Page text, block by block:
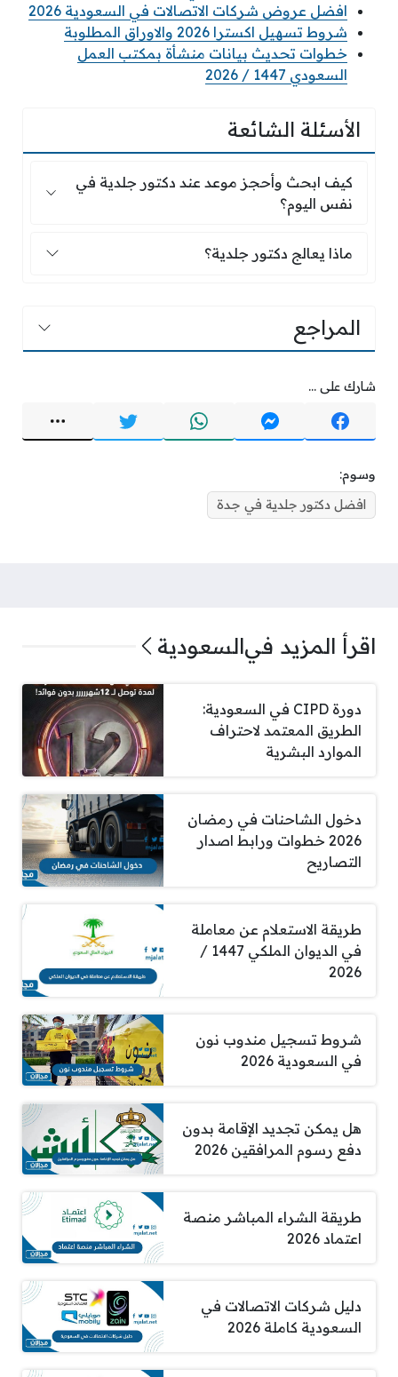
افضل عروض شركات الاتصالات في السعودية 2026
شروط تسهيل اكسترا 2026 والاوراق المطلوبة
خطوات تحديث بيانات منشأة بمكتب العمل
السعودي 1447 / 2026
الأسئلة الشائعة
كيف ابحث وأحجز موعد عند دكتور جلدية في نفس
كيف ابحث وأحجز موعد عند دكتور جلدية في
نفس اليوم؟
ماذا يعالج دكتور جلدية؟
ماذا يعالج دكتور جلدية؟
المراجع
شارك على ...
وسوم:
افضل دكتور جلدية في جدة
اقرأ المزيد فيالسعودية
دورة CIPD في السعودية:
الطريق المعتمد لاحتراف
الموارد البشرية
دخول الشاحنات في رمضان
2026 خطوات ورابط اصدار
التصاريح
طريقة الاستعلام عن معاملة
في الديوان الملكي 1447 /
2026
شروط تسجيل مندوب نون
في السعودية 2026
هل يمكن تجديد الإقامة بدون
دفع رسوم المرافقين 2026
طريقة الشراء المباشر منصة
اعتماد 2026
دليل شركات الاتصالات في
السعودية كاملة 2026